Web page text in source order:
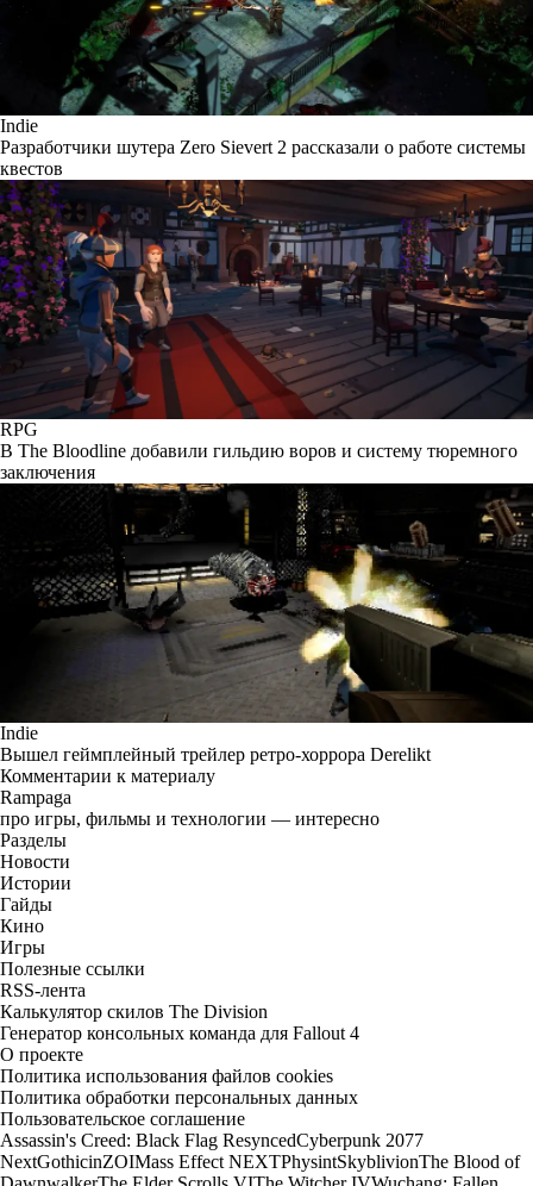
Indie
Разработчики шутера Zero Sievert 2 рассказали о работе системы
квестов
RPG
В The Bloodline добавили гильдию воров и систему тюремного
заключения
Indie
Вышел геймплейный трейлер ретро-хоррора Derelikt
Комментарии к материалу
Rampaga
про игры, фильмы и технологии — интересно
Разделы
Новости
Истории
Гайды
Кино
Игры
Полезные ссылки
RSS-лента
Калькулятор скилов The Division
Генератор консольных команда для Fallout 4
О проекте
Политика использования файлов cookies
Политика обработки персональных данных
Пользовательское соглашение
Assassin's Creed: Black Flag ResyncedCyberpunk 2077
NextGothicinZOIMass Effect NEXTPhysintSkyblivionThe Blood of